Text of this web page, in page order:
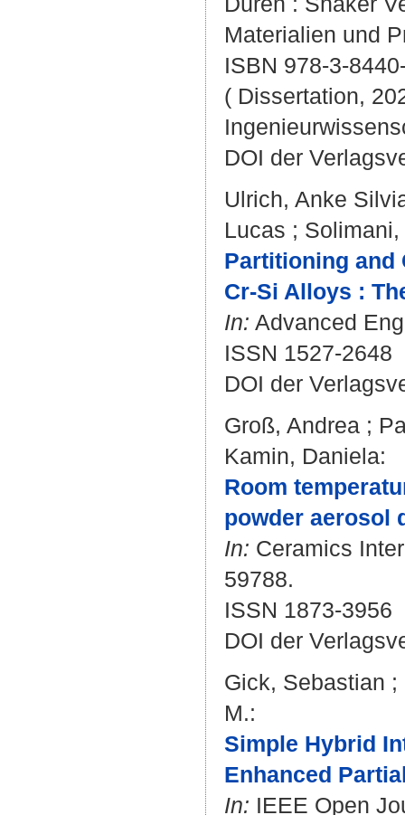
Materialien und
ISBN 978-3-
( Dissertation,
DOI der
Ulrich, Anke
Lucas ; Solimani,
Partitioning and
Cr-Si Alloys :
In: Advanced
ISSN 1527-2648
DOI der
Groß, Andrea ;
Kamin, Daniela:
Room
powder aerosol
In: Ceramics
59788.
ISSN 1873-3956
DOI der
Gick, Sebastian ;
M.:
Simple Hybrid
Enhanced
In: IEEE Open